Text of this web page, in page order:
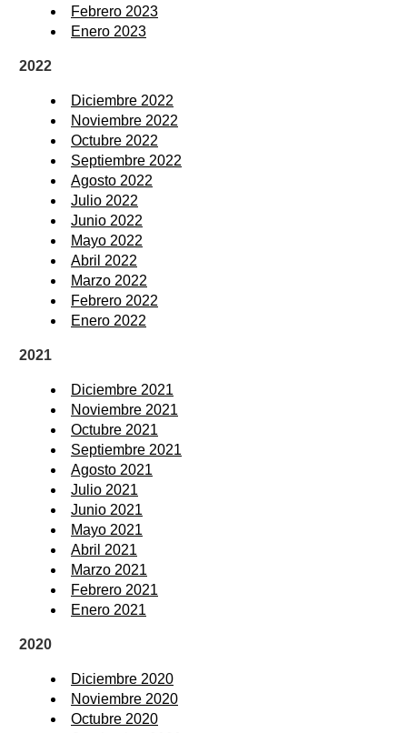
Febrero 2023
Enero 2023
2022
Diciembre 2022
Noviembre 2022
Octubre 2022
Septiembre 2022
Agosto 2022
Julio 2022
Junio 2022
Mayo 2022
Abril 2022
Marzo 2022
Febrero 2022
Enero 2022
2021
Diciembre 2021
Noviembre 2021
Octubre 2021
Septiembre 2021
Agosto 2021
Julio 2021
Junio 2021
Mayo 2021
Abril 2021
Marzo 2021
Febrero 2021
Enero 2021
2020
Diciembre 2020
Noviembre 2020
Octubre 2020